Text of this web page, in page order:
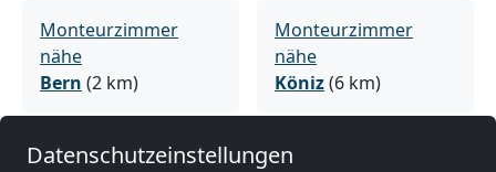
Monteurzimmer
nähe
Bern (2 km)
Monteurzimmer
nähe
Köniz(6 km)
Monteurzimmer
Monteurzimmer
Datenschutzeinstellungen